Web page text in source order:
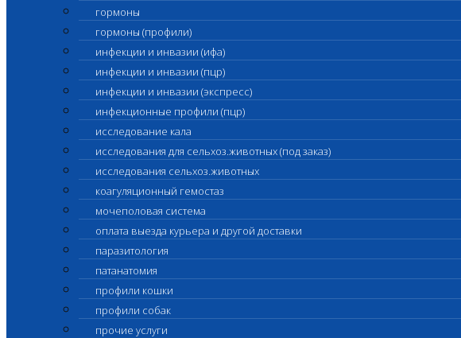
гормоны
гормоны (профили)
инфекции и инвазии (ифа)
инфекции и инвазии (пцр)
инфекции и инвазии (экспресс)
инфекционные профили (пцр)
исследование кала
исследования для сельхоз.животных (под заказ)
исследования сельхоз.животных
коагуляционный гемостаз
мочеполовая система
оплата выезда курьера и другой доставки
паразитология
патанатомия
профили кошки
профили собак
прочие услуги